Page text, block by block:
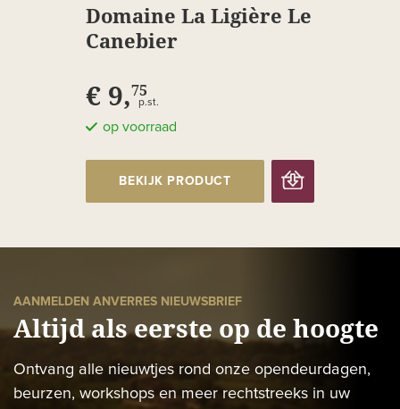
Domaine La Ligière Le
Canebier
€ 9,75
p.st.
op voorraad
BEKIJK PRODUCT
AANMELDEN ANVERRES NIEUWSBRIEF
Altijd als eerste op de hoogte
Ontvang alle nieuwtjes rond onze opendeurdagen,
beurzen, workshops en meer rechtstreeks in uw